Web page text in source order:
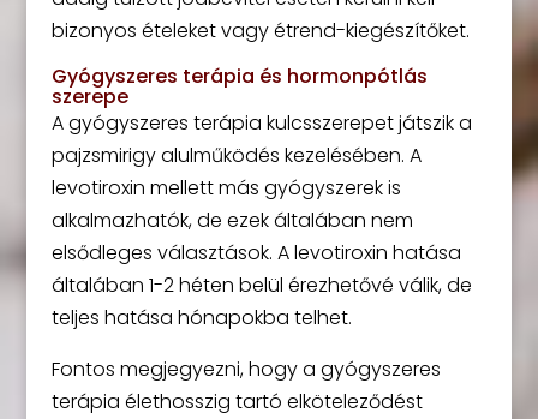
bizonyos ételeket vagy étrend-kiegészítőket.
Gyógyszeres terápia és hormonpótlás
szerepe
A gyógyszeres terápia kulcsszerepet játszik a
pajzsmirigy alulműködés kezelésében. A
levotiroxin mellett más gyógyszerek is
alkalmazhatók, de ezek általában nem
elsődleges választások. A levotiroxin hatása
általában 1-2 héten belül érezhetővé válik, de
teljes hatása hónapokba telhet.
Fontos megjegyezni, hogy a gyógyszeres
terápia élethosszig tartó elköteleződést